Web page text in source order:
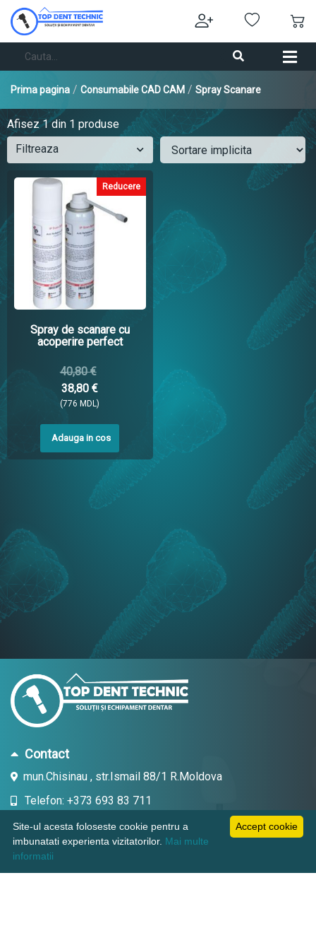
Prima pagina / Consumabile CAD CAM / Spray Scanare
Afisez1din 1 produse
Filtreaza
Reducere
Spray de scanare cu
acoperire perfect
40,80 €
38,80 €
(776 MDL)
Adauga in cos
Contact
mun.Chisinau , str.Ismail 88/1 R.Moldova
Telefon: +373 693 83 711
Email: topdent.technic@gmail.com
Accept cookie
Site-ul acesta foloseste cookie pentru a
imbunatati experienta vizitatorilor. Mai multe
informatii